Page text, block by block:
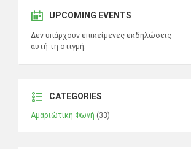
UPCOMING EVENTS
Δεν υπάρχουν επικείμενες εκδηλώσεις
αυτή τη στιγμή.
CATEGORIES
Αμαριώτικη Φωνή (33)